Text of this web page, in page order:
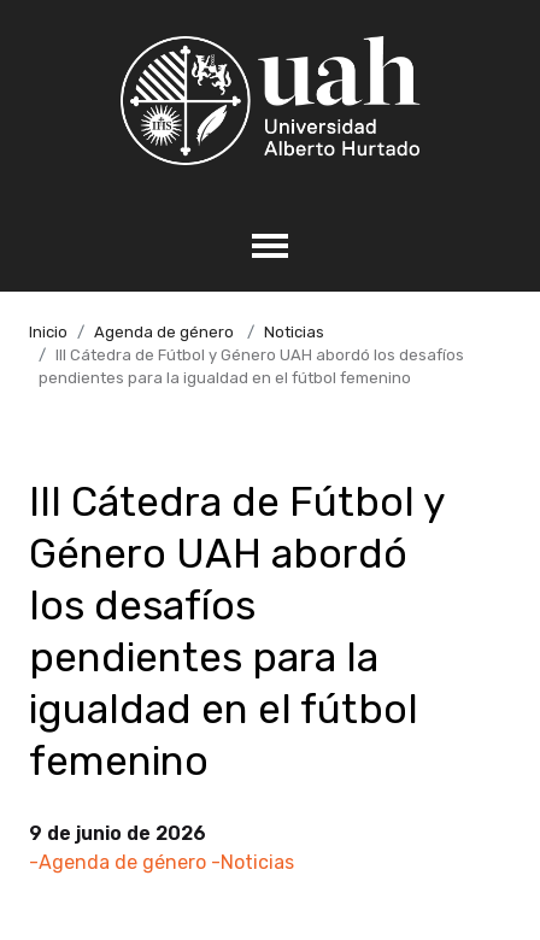
Inicio Agenda de género
Noticias
III Cátedra de Fútbol y Género UAH abordó los desafíos
pendientes para la igualdad en el fútbol femenino
III Cátedra de Fútbol y
Género UAH abordó
los desafíos
pendientes para la
igualdad en el fútbol
femenino
9 de junio de 2026
-Agenda de género -Noticias